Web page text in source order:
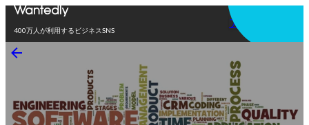
400万人が利用するビジネスSNS
アプリを使う